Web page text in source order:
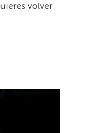
volver